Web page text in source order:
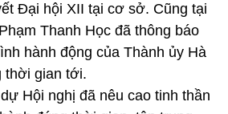
Đại hội XII tại cơ sở. Cũng tại
Thanh Học đã thông báo
hành động của Thành ủy Hà
thời gian tới.
Hội nghị đã nêu cao tinh thần